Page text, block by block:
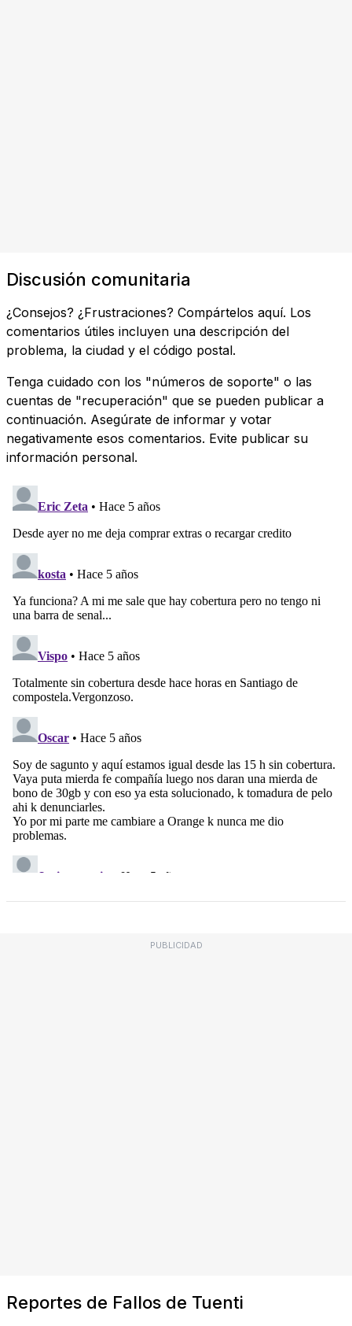
Discusión comunitaria
¿Consejos? ¿Frustraciones? Compártelos aquí. Los
comentarios útiles incluyen una descripción del
problema, la ciudad y el código postal.
Tenga cuidado con los "números de soporte" o las
cuentas de "recuperación" que se pueden publicar a
continuación. Asegúrate de informar y votar
negativamente esos comentarios. Evite publicar su
información personal.
PUBLICIDAD
Reportes de Fallos de Tuenti